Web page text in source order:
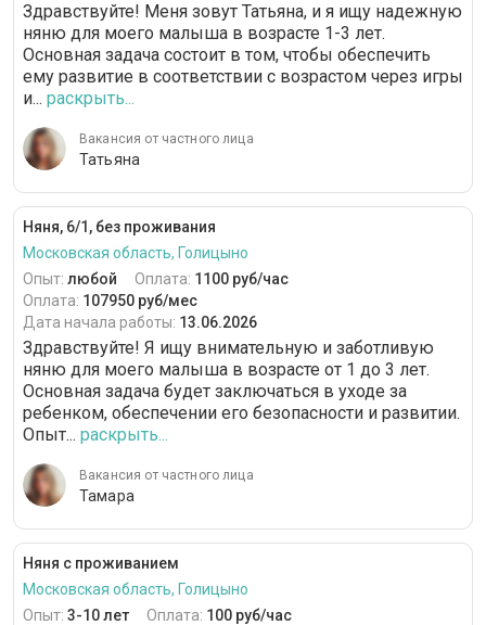
Здравствуйте! Меня зовут Татьяна, и я ищу надежную
няню для моего малыша в возрасте 1-3 лет.
Основная задача состоит в том, чтобы обеспечить
ему развитие в соответствии с возрастом через игры
и... раскрыть...
Вакансия от частного лица
Татьяна
Няня, 6/1, без проживания
Московская область, Голицыно
Опыт: любой Оплата: 1100 руб/час
Оплата: 107950 руб/мес
Дата начала работы: 13.06.2026
Здравствуйте! Я ищу внимательную и заботливую
няню для моего малыша в возрасте от 1 до 3 лет.
Основная задача будет заключаться в уходе за
ребенком, обеспечении его безопасности и развитии.
Опыт... раскрыть...
Вакансия от частного лица
Тамара
Няня с проживанием
Московская область, Голицыно
Опыт: 3-10 лет Оплата: 100 руб/час